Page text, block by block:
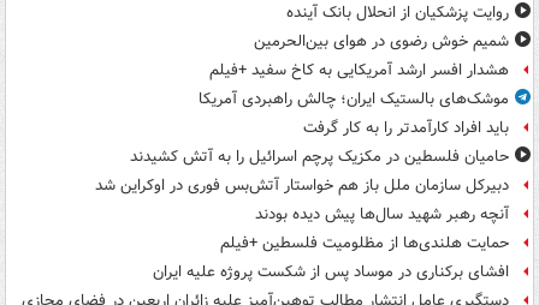
روایت پزشکیان از انحلال بانک آینده
شمیم خوش رضوی در هوای بین‌الحرمین
هشدار افسر ارشد آمریکایی به کاخ سفید +فیلم
موشک‌های بالستیک ایران؛ چالش راهبردی آمریکا
باید افراد کارآمدتر را به کار گرفت
حامیان فلسطین در مکزیک پرچم اسرائیل را به آتش کشیدند
دبیرکل سازمان ملل باز هم خواستار آتش‌بس فوری در اوکراین شد
آنچه رهبر شهید سال‌ها پیش دیده بودند
حمایت هلندی‌ها از مظلومیت فلسطین +فیلم
افشای برکناری در موساد پس از شکست پروژه علیه ایران